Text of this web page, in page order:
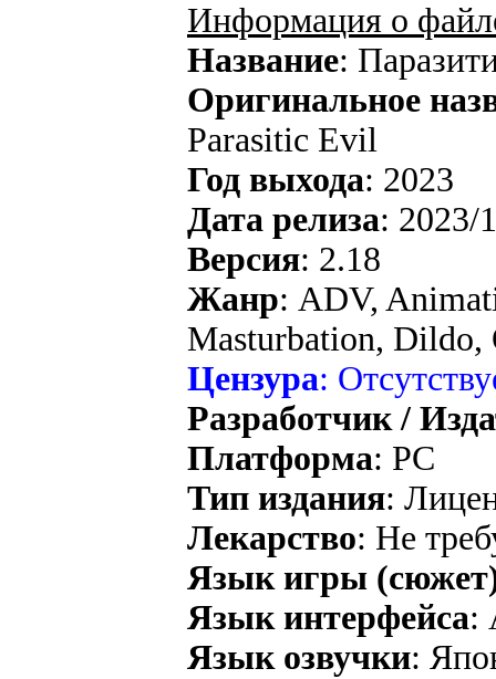
Информация о
Название:
Оригинальное
Parasitic Evil
Год выхода: 2023
Дата релиза: 2023/
Версия: 2.18
Жанр: ADV,
Masturbation, Dildo,
Цензура:
Разработчик /
Платформа: PC
Тип издания:
Лекарство: Не
Язык игры
Язык интерфейса:
Язык озвучки: